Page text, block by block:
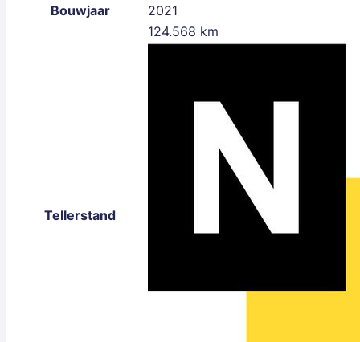
Bouwjaar 2021
Tellerstand
124.568 km